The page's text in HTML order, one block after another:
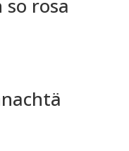
so rosa